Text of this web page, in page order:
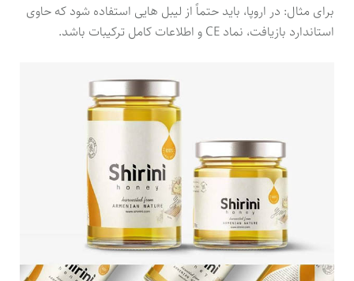
برای مثال: در اروپا، باید حتماً از لیبل هایی استفاده شود که حاوی
استاندارد بازیافت، نماد CE و اطلاعات کامل ترکیبات باشد.